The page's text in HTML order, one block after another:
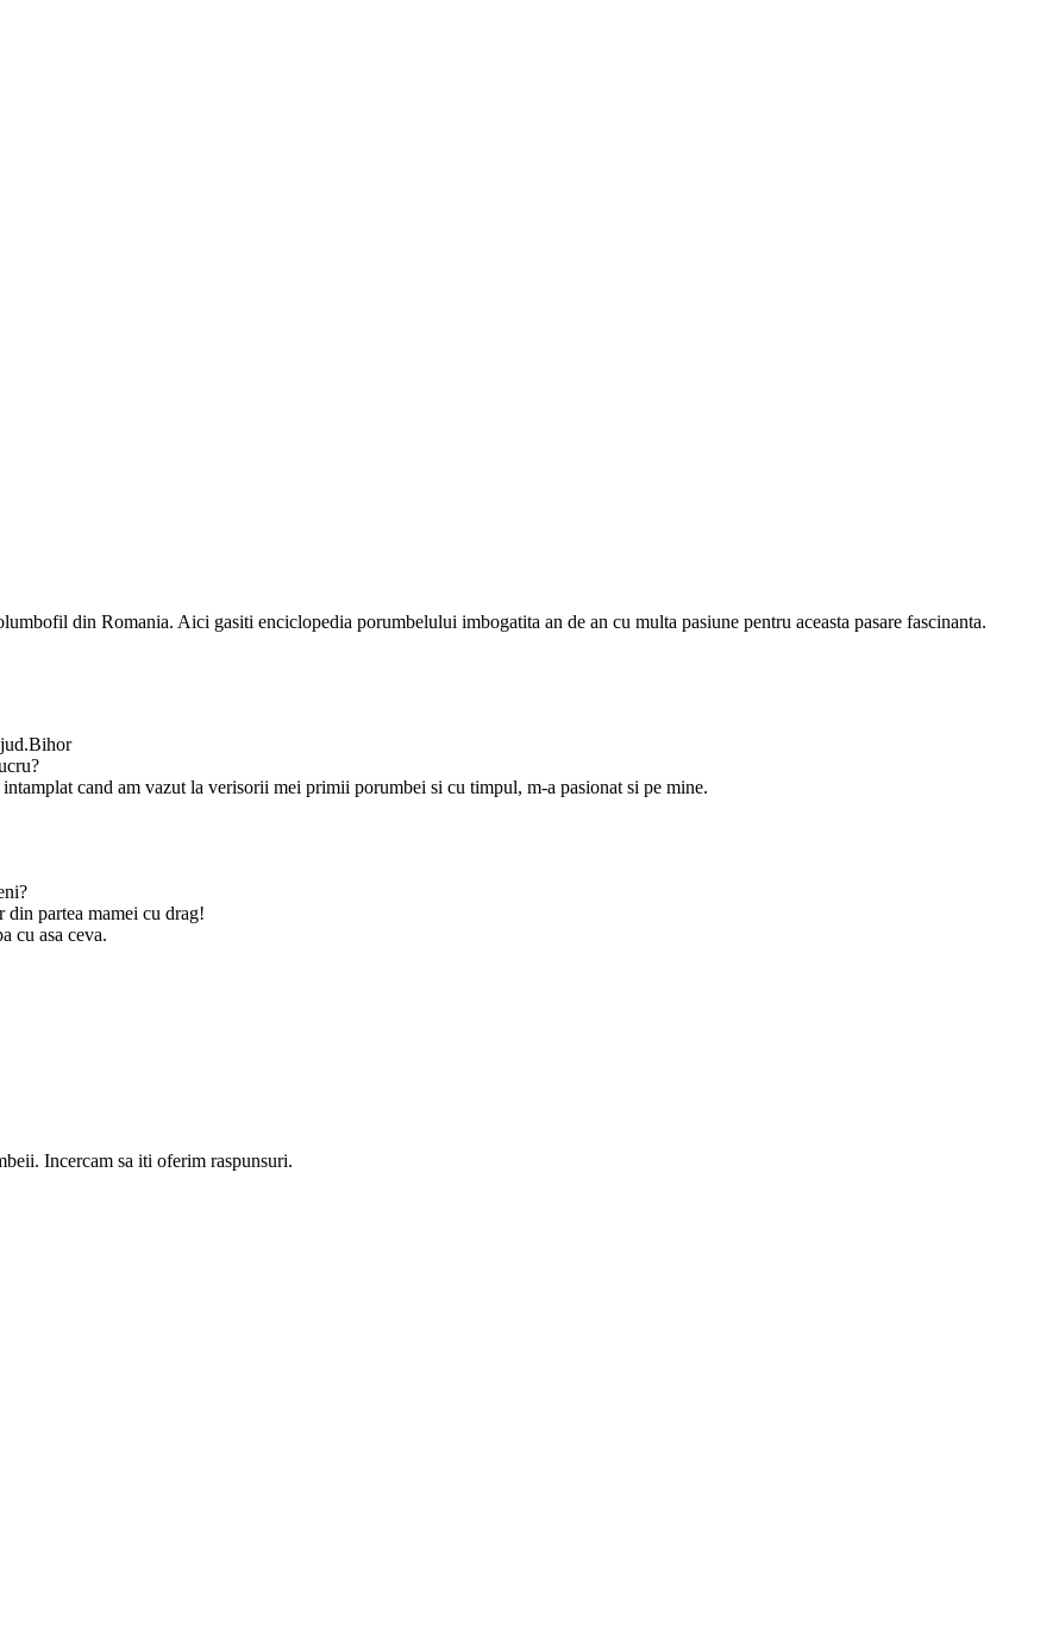
din Romania. Aici gasiti enciclopedia porumbelului imbogatita an de an cu multa pasiune pentru aceasta pasare fascinanta.
cand am vazut la verisorii mei primii porumbei si cu timpul, m-a pasionat si pe mine.
din partea mamei cu drag!
cu asa ceva.
Incercam sa iti oferim raspunsuri.